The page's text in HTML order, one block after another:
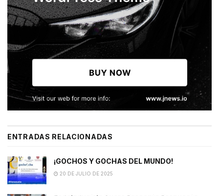
ENTRADAS RELACIONADAS
¡GOCHOS Y GOCHAS DEL MUNDO!
20 DE JULIO DE 2025